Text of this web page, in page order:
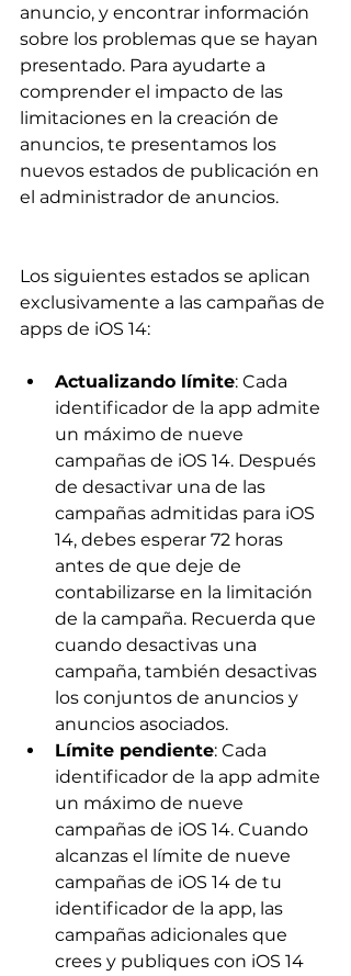
anuncio, y encontrar información
sobre los problemas que se hayan
presentado. Para ayudarte a
comprender el impacto de las
limitaciones en la creación de
anuncios, te presentamos los
nuevos estados de publicación en
el administrador de anuncios.
Los siguientes estados se aplican
exclusivamente a las campañas de
apps de iOS 14:
Actualizando límite: Cada
identificador de la app admite
un máximo de nueve
campañas de iOS 14. Después
de desactivar una de las
campañas admitidas para iOS
14, debes esperar 72 horas
antes de que deje de
contabilizarse en la limitación
de la campaña. Recuerda que
cuando desactivas una
campaña, también desactivas
los conjuntos de anuncios y
anuncios asociados.
Límite pendiente: Cada
identificador de la app admite
un máximo de nueve
campañas de iOS 14. Cuando
alcanzas el límite de nueve
campañas de iOS 14 de tu
identificador de la app, las
campañas adicionales que
crees y publiques con iOS 14